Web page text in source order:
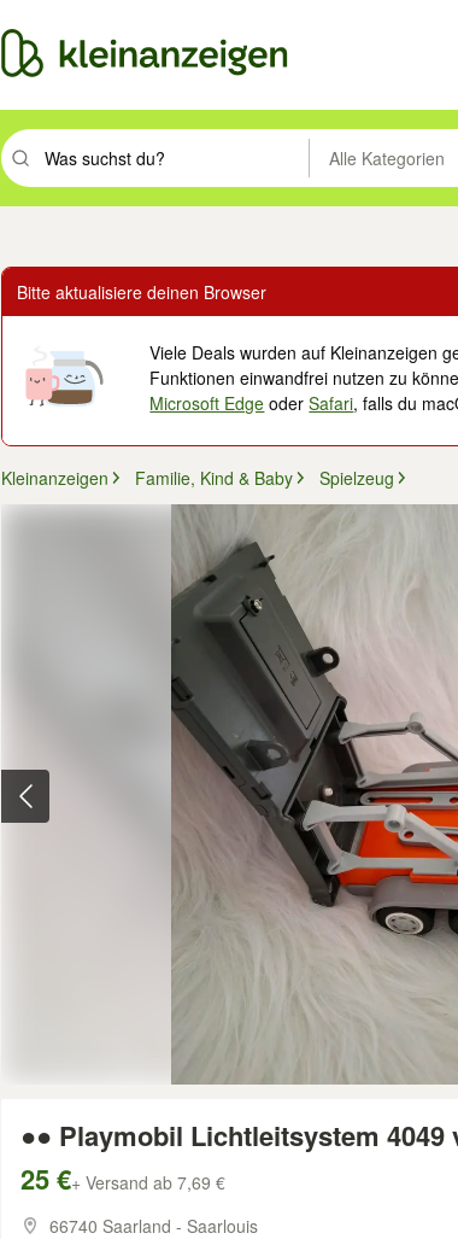
Suchbegriff eingeben. Eingabetaste drücken um zuAlle Kategorien
Bitte aktualisiere deinen Browser
Viele Deals wurden auf Kleinanzeigen
Funktionen einwandfrei nutzen zu
Microsoft Edge oderSafari, falls du
Kleinanzeigen Familie, Kind & Baby Spielzeug
●● Playmobil Lichtleitsystem
25 €+ Versand ab 7,69 €
66740 Saarland - Saarlouis